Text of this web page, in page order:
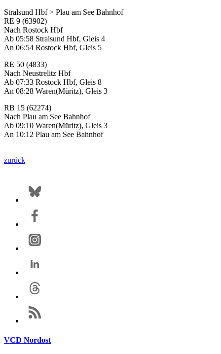
Stralsund Hbf > Plau am See Bahnhof
RE 9 (63902)
Nach Rostock Hbf
Ab 05:58 Stralsund Hbf, Gleis 4
An 06:54 Rostock Hbf, Gleis 5
RE 50 (4833)
Nach Neustrelitz Hbf
Ab 07:33 Rostock Hbf, Gleis 8
An 08:28 Waren(Müritz), Gleis 3
RB 15 (62274)
Nach Plau am See Bahnhof
Ab 09:10 Waren(Müritz), Gleis 3
An 10:12 Plau am See Bahnhof
zurück
VCD Nordost